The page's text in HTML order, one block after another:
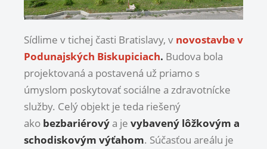
Sídlime v tichej časti Bratislavy, v novostavbe v
Podunajských Biskupiciach. Budova bola
projektovaná a postavená už priamo s
úmyslom poskytovať sociálne a zdravotnícke
služby. Celý objekt je teda riešený
ako bezbariérovýa je vybavený lôžkovým a
schodiskovým výťahom. Súčasťou areálu je